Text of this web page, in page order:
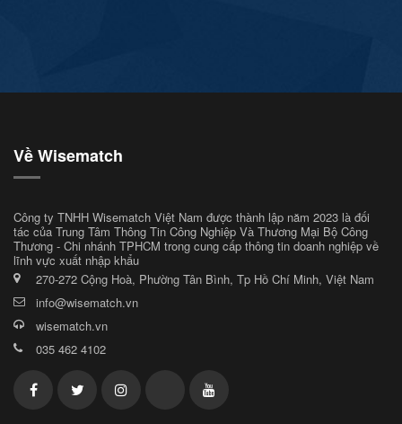
Về Wisematch
Công ty TNHH Wisematch Việt Nam được thành lập năm 2023 là đối
tác của Trung Tâm Thông Tin Công Nghiệp Và Thương Mại Bộ Công
Thương - Chi nhánh TPHCM trong cung cấp thông tin doanh nghiệp về
lĩnh vực xuất nhập khẩu
270-272 Cộng Hoà, Phường Tân Bình, Tp Hồ Chí Minh, Việt Nam
info@wisematch.vn
wisematch.vn
035 462 4102